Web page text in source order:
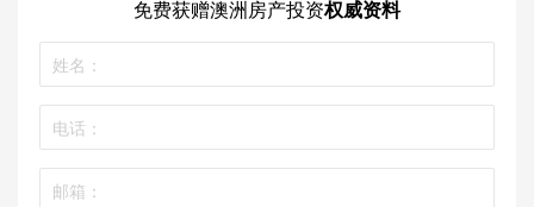
房子增值。”
James建议找一些简单公寓，没有电梯，不要游泳池
或健身房，因为这会涉及高昂的物业管理费。购买
Richmond以南，从Punt路和Williams路之间到Elwood
这个区域之内的房子是万无一失的。“过去30年里，这
是墨尔本房价持续增长最强劲的地区，未来也会增长
下去。”
免费获赠澳洲房产投资权威资料